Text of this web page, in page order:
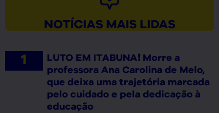
NOTÍCIAS MAIS LIDAS
LUTO EM ITABUNA❗ Morre a
professora Ana Carolina de Melo,
que deixa uma trajetória marcada
pelo cuidado e pela dedicação à
educação